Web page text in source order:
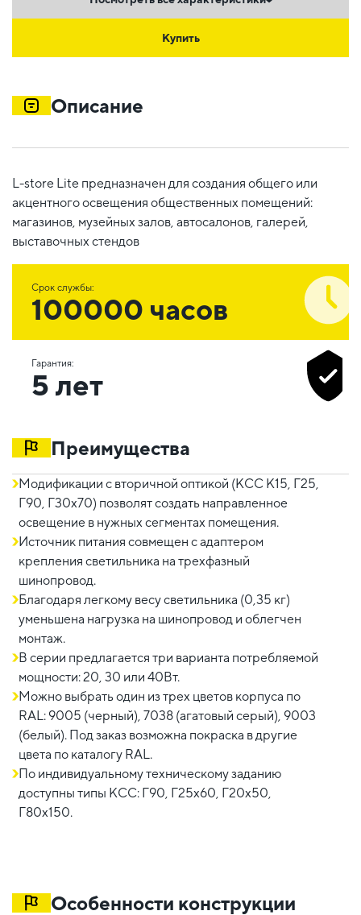
Купить
Описание
L-store Lite предназначен для создания общего или
акцентного освещения общественных помещений:
магазинов, музейных залов, автосалонов, галерей,
выставочных стендов
Срок службы:
100000 часов
Гарантия:
5 лет
Преимущества
Модификации с вторичной оптикой (КСС К15, Г25,
Г90, Г30х70) позволят создать направленное
освещение в нужных сегментах помещения.
Источник питания совмещен с адаптером
крепления светильника на трехфазный
шинопровод.
Благодаря легкому весу светильника (0,35 кг)
уменьшена нагрузка на шинопровод и облегчен
монтаж.
В серии предлагается три варианта потребляемой
мощности: 20, 30 или 40Вт.
Можно выбрать один из трех цветов корпуса по
RAL: 9005 (черный), 7038 (агатовый серый), 9003
(белый). Под заказ возможна покраска в другие
цвета по каталогу RAL.
По индивидуальному техническому заданию
доступны типы КСС: Г90, Г25х60, Г20х50,
Г80х150.
Особенности конструкции